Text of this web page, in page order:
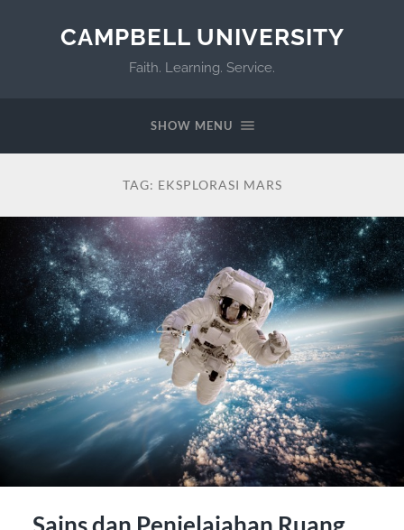
CAMPBELL UNIVERSITY
Faith. Learning. Service.
SHOW MENU
TAG: EKSPLORASI MARS
Sains dan Penjelajahan Ruang